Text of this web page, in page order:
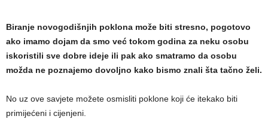
Biranje novogodišnjih poklona može biti stresno, pogotovo
ako imamo dojam da smo već tokom godina za neku osobu
iskoristili sve dobre ideje ili pak ako smatramo da osobu
možda ne poznajemo dovoljno kako bismo znali šta tačno želi.
No uz ove savjete možete osmisliti poklone koji će itekako biti
primijećeni i cijenjeni.